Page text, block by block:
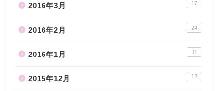
2016年3月 17
2016年2月 24
2016年1月 11
2015年12月 12